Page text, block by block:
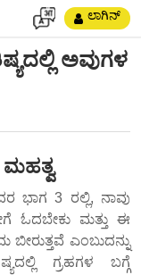
ಲಾಗಿನ್
ಅವುಗಳ
ಮಹತ್ವ
ಭಾಗ 3 ರಲ್ಲಿ, ನಾವು
ಓದಬೇಕು ಮತ್ತು ಈ
ಎಂಬುದನ್ನು
ಗ್ರಹಗಳ ಬಗ್ಗೆ